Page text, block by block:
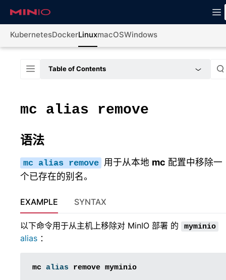
KubernetesDockerLinuxmacOSWindows
Table of Contents
mc alias remove
语法
mc alias remove 用于从本地 mc 配置中移除一
个已存在的别名。
EXAMPLE
以下命令用于从主机上移除对 MinIO 部署 的 myminio
alias ：
mc alias remove
SYNTAX